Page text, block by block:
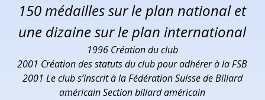
150 médaillessur le plan national et
une dizaine sur le plan international
1996 Création du club
2001 Création des statuts du club pour adhérer à la FSB
2001 Le club s’inscrit à la Fédération Suisse de Billard
américain Section billard américain